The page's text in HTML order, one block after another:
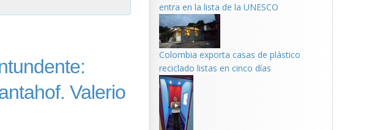
Valerio
entra en la lista de la UNESCO
Colombia exporta casas de plástico
reciclado listas en cinco días